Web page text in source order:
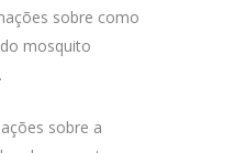
sobre como
mosquito
sobre a